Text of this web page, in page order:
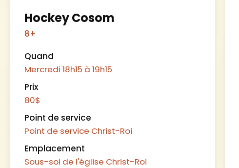
Hockey Cosom
8+
Quand
Mercredi 18h15 à 19h15
Prix
80$
Point de service
Point de service Christ-Roi
Emplacement
Sous-sol de l'église Christ-Roi